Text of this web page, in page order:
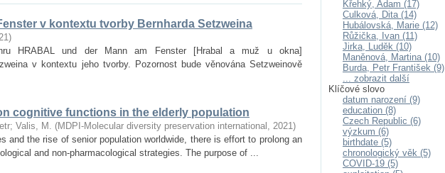
v kontextu tvorby Bernharda Setzweina
)
HRABAL und der Mann am Fenster [Hrabal a muž u okna]
v kontextu jeho tvorby. Pozornost bude věnována Setzweinově
cognitive functions in the elderly population
; Valis, M. (MDPI-Molecular diversity preservation international , 2021)
and the rise of senior population worldwide, there is effort to prolong an
and non‐pharmacological strategies. The purpose of ...
Křehký, Adam (17)
Culková, Dita (14)
Hubálovská, Marie (12)
Růžička, Ivan (11)
Jirka, Luděk (10)
Maněnová, Martina (10)
Burda, Petr František (9)
... zobrazit další
Klíčové slovo
datum narození (9)
education (8)
Czech Republic (6)
výzkum (6)
birthdate (5)
chronologický věk (5)
COVID-19 (5)